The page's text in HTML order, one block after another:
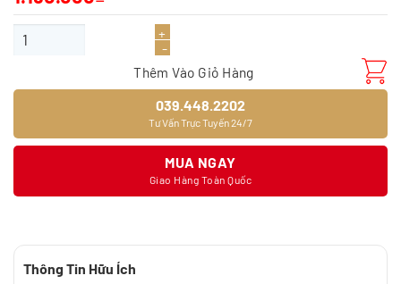
Giấy dán tường Sketch 15092-5 số lượng
Thêm Vào Giỏ Hàng
039.448.2202
Tư Vấn Trực Tuyến 24/7
MUA NGAY
Giao Hàng Toàn Quốc
Thông Tin Hữu Ích